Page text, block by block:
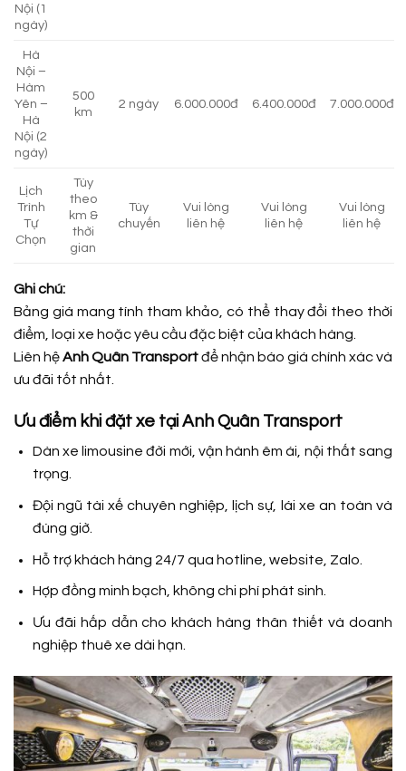
Nội (1
ngày)
Hà
Nội –
Hàm
Yên –
Hà
Nội (2
ngày)
500
km
2 ngày 6.000.000đ 6.400.000đ 7.000.000đ
Lịch
Trình
Tự
Chọn
Tùy
theo
km &
thời
gian
Tùy
chuyến
Vui lòng
liên hệ
Vui lòng
liên hệ
Vui lòng
liên hệ
Ghi chú:
Bảng giá mang tính tham khảo, có thể thay đổi theo thời
điểm, loại xe hoặc yêu cầu đặc biệt của khách hàng.
Liên hệAnh Quân Transportđể nhận báo giá chính xác và
ưu đãi tốt nhất.
Ưu điểm khi đặt xe tại Anh Quân Transport
Dàn xe limousine đời mới, vận hành êm ái, nội thất sang
trọng.
Đội ngũ tài xế chuyên nghiệp, lịch sự, lái xe an toàn và
đúng giờ.
Hỗ trợ khách hàng 24/7 qua hotline, website, Zalo.
Hợp đồng minh bạch, không chi phí phát sinh.
Ưu đãi hấp dẫn cho khách hàng thân thiết và doanh
nghiệp thuê xe dài hạn.